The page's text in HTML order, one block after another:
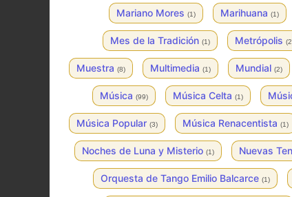
Mariano Mores (1) Marihuana (1)
Mes de la Tradición (1) Metrópolis
Muestra (8) Multimedia (1) Mundial (2)
Música (99) Música Celta (1)
Música Popular (3) Música Renacentista (1)
Noches de Luna y Misterio (1) Nuevas
Orquesta de Tango Emilio Balcarce (1)